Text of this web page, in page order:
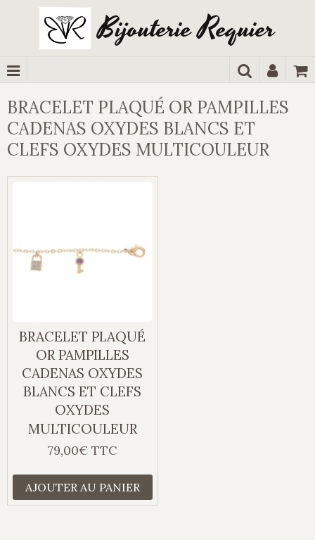
Bijouterie Requier
BRACELET PLAQUÉ OR PAMPILLES
CADENAS OXYDES BLANCS ET
CLEFS OXYDES MULTICOULEUR
BRACELET PLAQUÉ
OR PAMPILLES
CADENAS OXYDES
BLANCS ET CLEFS
OXYDES
MULTICOULEUR
79,00€ TTC
AJOUTER AU PANIER